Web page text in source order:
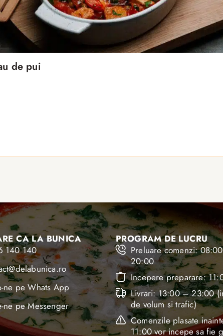
de pui
CA LA BUNICA
140 140
ne pe Whats App
ne pe Messenger
PROGRAM DE LUCRU
Preluare comenzi:
20:00
Incepere preparare:
Livrari: 13:00 – 23:00
de volum si trafic)
Comenzile plasate
11:00 vor incepe sa fie